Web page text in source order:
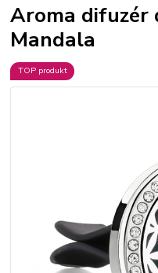
Aroma difuzér
Mandala
TOP produkt